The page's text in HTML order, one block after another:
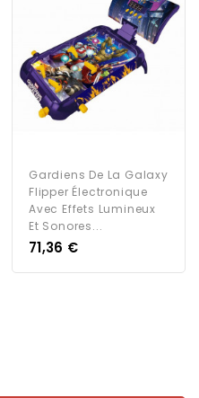
Gardiens De La Galaxy
Flipper Électronique
Avec Effets Lumineux
Et Sonores...
Prix
71,36 €